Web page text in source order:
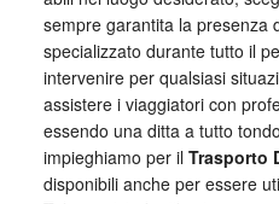
sempre garantita la presenza
specializzato durante tutto il
intervenire per qualsiasi
assistere i viaggiatori con
essendo una ditta a tutto
impieghiamo per il Trasporto
disponibili anche per essere